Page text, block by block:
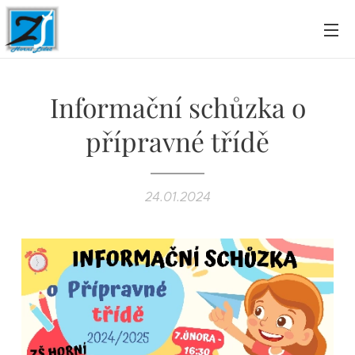
Informační schůzka o
přípravné třídě
24.01.2024